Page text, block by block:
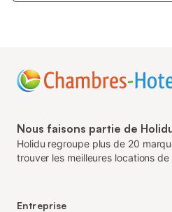
Nous faisons partie de
Holidu regroupe plus de 20
trouver les meilleures locations
Entreprise